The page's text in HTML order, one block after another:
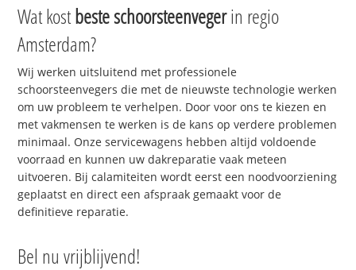
Wat kostbeste schoorsteenvegerin regio
Amsterdam?
Wij werken uitsluitend met professionele
schoorsteenvegers die met de nieuwste technologie werken
om uw probleem te verhelpen. Door voor ons te kiezen en
met vakmensen te werken is de kans op verdere problemen
minimaal. Onze servicewagens hebben altijd voldoende
voorraad en kunnen uw dakreparatie vaak meteen
uitvoeren. Bij calamiteiten wordt eerst een noodvoorziening
geplaatst en direct een afspraak gemaakt voor de
definitieve reparatie.
Bel nu vrijblijvend!